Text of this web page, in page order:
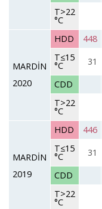
T>22
°C
MARDİN
2020
HDD 448
T≤15
°C 31
CDD
T>22
°C
MARDİN
2019
HDD 446
T≤15
°C 31
CDD
T>22
°C